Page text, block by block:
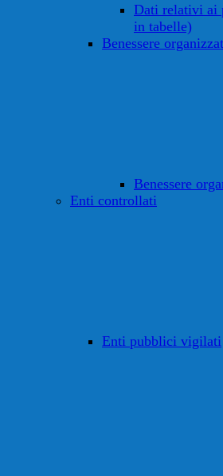
Dati relativi ai
in tabelle)
Benessere
Benessere
Enti controllati
Enti pubblici vigilati